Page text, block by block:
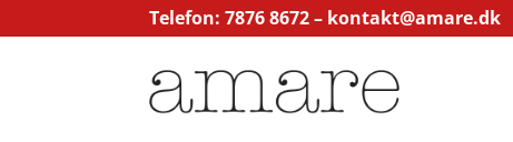
Telefon: 7876 8672 – kontakt@amare.dk